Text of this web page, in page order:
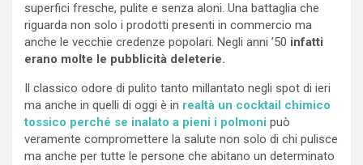
superfici fresche, pulite e senza aloni. Una battaglia che
riguarda non solo i prodotti presenti in commercio ma
anche le vecchie credenze popolari. Negli anni ’50 infatti
erano molte le pubblicità deleterie.
Il classico odore di pulito tanto millantato negli spot di ieri
ma anche in quelli di oggi è in realtà un cocktail chimico
tossico perché se inalato a pieni i polmoni può
veramente compromettere la salute non solo di chi pulisce
ma anche per tutte le persone che abitano un determinato